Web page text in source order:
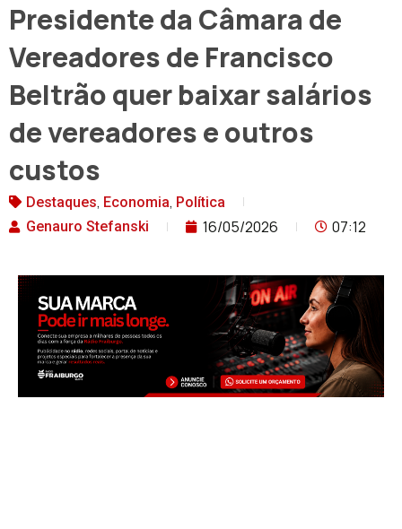
Presidente da Câmara de
Vereadores de Francisco
Beltrão quer baixar salários
de vereadores e outros
custos
Destaques, Economia, Política
Genauro Stefanski
16/05/2026 07:12